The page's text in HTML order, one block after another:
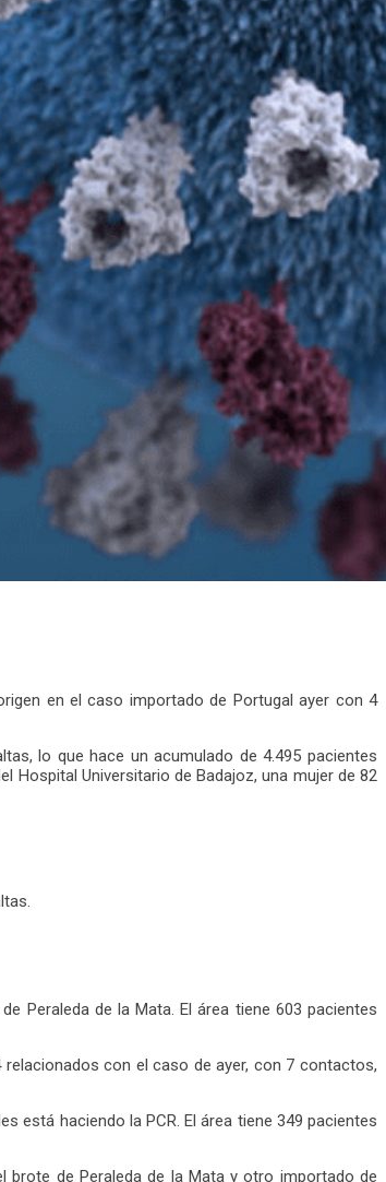
en el caso importado de Portugal ayer con 4
lo que hace un acumulado de 4.495 pacientes
Hospital Universitario de Badajoz, una mujer de 82
Peraleda de la Mata. El área tiene 603 pacientes
con el caso de ayer, con 7 contactos,
está haciendo la PCR. El área tiene 349 pacientes
brote de Peraleda de la Mata y otro importado de